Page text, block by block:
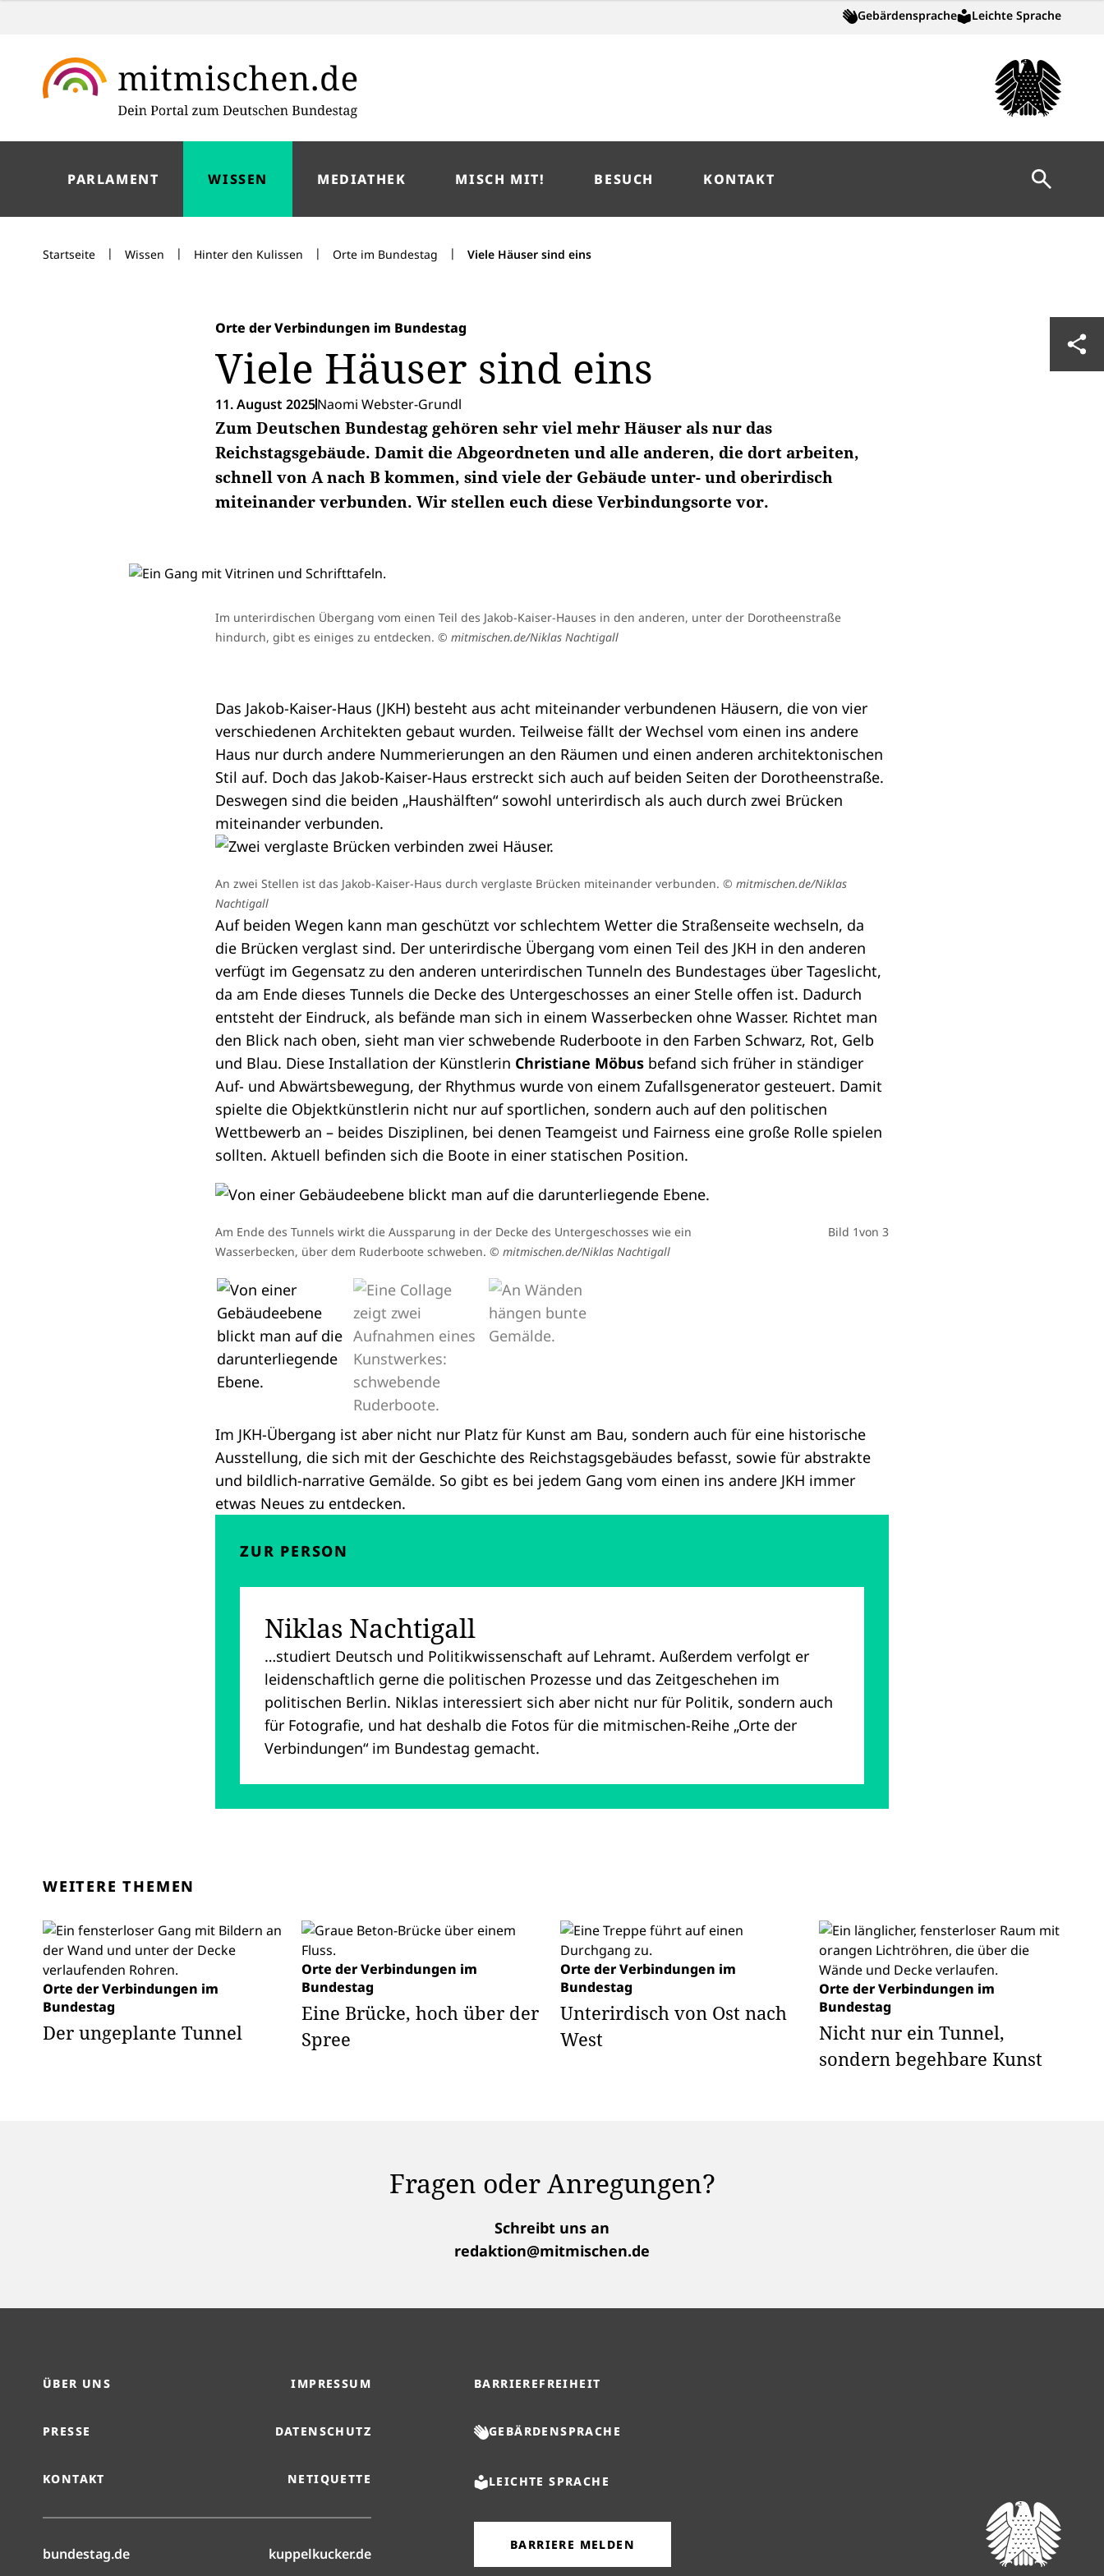
Gebärdensprache Leichte Sprache
PARLAMENT WISSEN MEDIATHEK MISCH MIT! BESUCH KONTAKT Suche
Startseite | Wissen | Hinter den Kulissen | Orte im Bundestag | Viele Häuser sind eins
Orte der Verbindungen im Bundestag
Viele Häuser sind eins
11. August 2025Naomi Webster-Grundl
Zum Deutschen Bundestag gehören sehr viel mehr Häuser als nur das
Reichstagsgebäude. Damit die Abgeordneten und alle anderen, die dort arbeiten,
schnell von A nach B kommen, sind viele der Gebäude unter- und oberirdisch
miteinander verbunden. Wir stellen euch diese Verbindungsorte vor.
Im unterirdischen Übergang vom einen Teil des Jakob-Kaiser-Hauses in den anderen, unter der Dorotheenstraße
hindurch, gibt es einiges zu entdecken. © mitmischen.de/Niklas Nachtigall
Das Jakob-Kaiser-Haus (JKH) besteht aus acht miteinander verbundenen Häusern, die von vier
verschiedenen Architekten gebaut wurden. Teilweise fällt der Wechsel vom einen ins andere
Haus nur durch andere Nummerierungen an den Räumen und einen anderen architektonischen
Stil auf. Doch das Jakob-Kaiser-Haus erstreckt sich auch auf beiden Seiten der Dorotheenstraße.
Deswegen sind die beiden „Haushälften“ sowohl unterirdisch als auch durch zwei Brücken
miteinander verbunden.
An zwei Stellen ist das Jakob-Kaiser-Haus durch verglaste Brücken miteinander verbunden. © mitmischen.de/Niklas
Nachtigall
Auf beiden Wegen kann man geschützt vor schlechtem Wetter die Straßenseite wechseln, da
die Brücken verglast sind. Der unterirdische Übergang vom einen Teil des JKH in den anderen
verfügt im Gegensatz zu den anderen unterirdischen Tunneln des Bundestages über Tageslicht,
da am Ende dieses Tunnels die Decke des Untergeschosses an einer Stelle offen ist. Dadurch
entsteht der Eindruck, als befände man sich in einem Wasserbecken ohne Wasser. Richtet man
den Blick nach oben, sieht man vier schwebende Ruderboote in den Farben Schwarz, Rot, Gelb
und Blau. Diese Installation der Künstlerin Christiane Möbus befand sich früher in ständiger
Auf- und Abwärtsbewegung, der Rhythmus wurde von einem Zufallsgenerator gesteuert. Damit
spielte die Objektkünstlerin nicht nur auf sportlichen, sondern auch auf den politischen
Wettbewerb an – beides Disziplinen, bei denen Teamgeist und Fairness eine große Rolle spielen
sollten. Aktuell befinden sich die Boote in einer statischen Position.
Am Ende des Tunnels wirkt die Aussparung in der Decke des Untergeschosses wie ein
Wasserbecken, über dem Ruderboote schweben. © mitmischen.de/Niklas Nachtigall
Bild 1von 3
Die vier Ruderboote sind an der Decke des Jakob-Kaiser-Hauses angebracht. Früher hat sich das
Kunstwerk von Christiane Möbus auf und ab bewegt.© mitmischen.de/Niklas Nachtigall
Bild 2von 3
Neben Kunst am Bau findet man in dem unterirdischen Übergang des Jakob-Kaiser-Hauses auch
Gemälde verschiedener Künstler.© mitmischen.de/Niklas Nachtigall
Bild 3von 3
Im JKH-Übergang ist aber nicht nur Platz für Kunst am Bau, sondern auch für eine historische
Ausstellung, die sich mit der Geschichte des Reichstagsgebäudes befasst, sowie für abstrakte
und bildlich-narrative Gemälde. So gibt es bei jedem Gang vom einen ins andere JKH immer
etwas Neues zu entdecken.
ZUR PERSON
Niklas Nachtigall
…studiert Deutsch und Politikwissenschaft auf Lehramt. Außerdem verfolgt er
leidenschaftlich gerne die politischen Prozesse und das Zeitgeschehen im
politischen Berlin. Niklas interessiert sich aber nicht nur für Politik, sondern auch
für Fotografie, und hat deshalb die Fotos für die mitmischen-Reihe „Orte der
Verbindungen“ im Bundestag gemacht.
WEITERE THEMEN
Orte der Verbindungen im
Bundestag
Der ungeplante Tunnel
Orte der Verbindungen im
Bundestag
Eine Brücke, hoch über der
Spree
Orte der Verbindungen im
Bundestag
Unterirdisch von Ost nach
West
Orte der Verbindungen im
Bundestag
Nicht nur ein Tunnel,
sondern begehbare Kunst
Fragen oder Anregungen?
Schreibt uns an
redaktion@mitmischen.de
ÜBER UNS IMPRESSUM
PRESSE DATENSCHUTZ
KONTAKT NETIQUETTE
bundestag.de(öffnet in neuem Reiter)kuppelkucker.de(öffnet in neuem Reiter)
BARRIEREFREIHEIT
GEBÄRDENSPRACHE
LEICHTE SPRACHE
BARRIERE MELDEN